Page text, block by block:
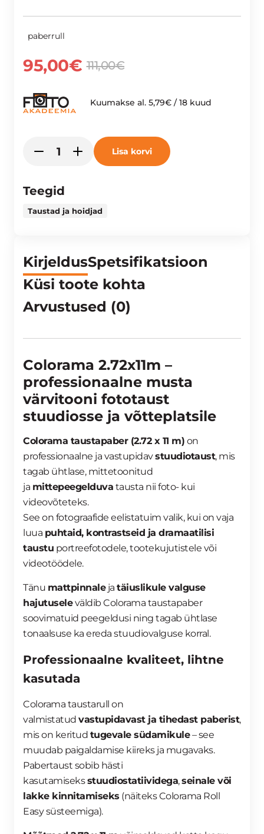
paberrull
95,00€ 111,00€
Kuumakse al. 5,79€ / 18 kuud
-
PABERFOON
BLACK
+ Lisa korvi
Teegid
Taustad ja hoidjad
KirjeldusSpetsifikatsioon
Küsi toote kohta
Arvustused (0)
Colorama 2.72x11m –
professionaalne musta
värvitooni fototaust
stuudiosse ja võtteplatsile
Colorama taustapaber (2.72 x 11 m) on
professionaalne ja vastupidavstuudiotaust, mis
tagab ühtlase, mittetoonitud
ja mittepeegelduva tausta nii foto- kui
videovõteteks.
See on fotograafide eelistatuim valik, kui on vaja
luua puhtaid, kontrastseid ja dramaatilisi
taustu portreefotodele, tootekujutistele või
videotöödele.
Tänu mattpinnaleja täiuslikule valguse
hajutuseleväldib Colorama taustapaber
soovimatuid peegeldusi ning tagab ühtlase
tonaalsuse ka ereda stuudiovalguse korral.
Professionaalne kvaliteet, lihtne
kasutada
Colorama taustarull on
valmistatud vastupidavast ja tihedast paberist,
mis on keritud tugevale südamikule– see
muudab paigaldamise kiireks ja mugavaks.
Pabertaust sobib hästi
kasutamiseksstuudiostatiividega,seinale või
lakke kinnitamiseks (näiteks Colorama Roll
Easy süsteemiga).